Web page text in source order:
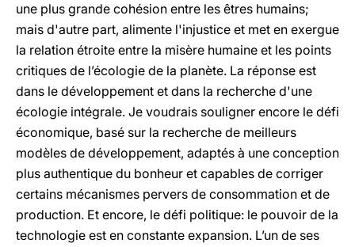
une plus grande cohésion entre les êtres humains;
mais d'autre part, alimente l'injustice et met en exergue
la relation étroite entre la misère humaine et les points
critiques de l’écologie de la planète. La réponse est
dans le développement et dans la recherche d'une
écologie intégrale. Je voudrais souligner encore le défi
économique, basé sur la recherche de meilleurs
modèles de développement, adaptés à une conception
plus authentique du bonheur et capables de corriger
certains mécanismes pervers de consommation et de
production. Et encore, le défi politique: le pouvoir de la
technologie est en constante expansion. L’un de ses